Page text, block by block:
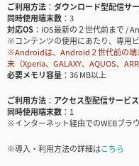
ご利用方法
ダウンロード型配信サ
同時使用端末数
3
対応OS
iOS最新の２世代前まで /
※コンテンツの使用にあたり、専用
※Androidは、Android２世代前の端
末（Xperia、GALAXY、AQUOS、
必要メモリ容量
36 MB以上
ご利用方法
アクセス型配信サービス
同時使用端末数
1
※インターネット経由でのWEBブラ
※導入・利用方法の詳細はこちら